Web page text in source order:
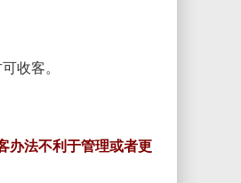
收客。
办法不利于管理或者更